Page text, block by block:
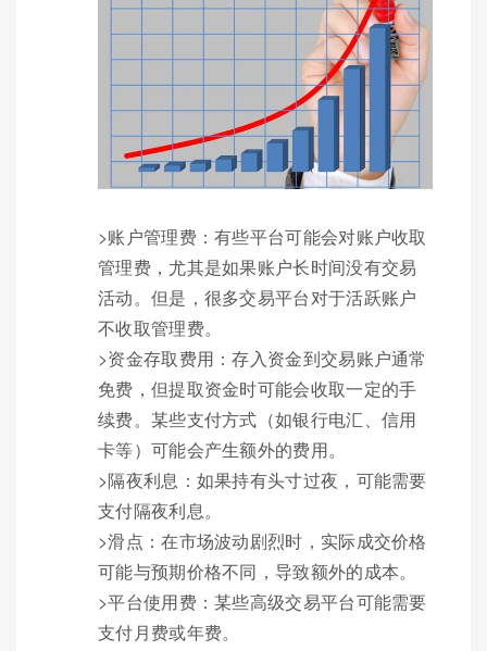
>账户管理费：有些平台可能会对账户收取
管理费，尤其是如果账户长时间没有交易
活动。但是，很多交易平台对于活跃账户
不收取管理费。
>资金存取费用：存入资金到交易账户通常
免费，但提取资金时可能会收取一定的手
续费。某些支付方式（如银行电汇、信用
卡等）可能会产生额外的费用。
>隔夜利息：如果持有头寸过夜，可能需要
支付隔夜利息。
>滑点：在市场波动剧烈时，实际成交价格
可能与预期价格不同，导致额外的成本。
>平台使用费：某些高级交易平台可能需要
支付月费或年费。